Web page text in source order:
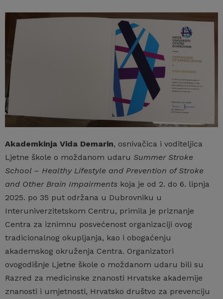
Akademkinja Vida Demarin, osnivačica i voditeljica
Ljetne škole o moždanom udaru Summer Stroke
School – Healthy Lifestyle and Prevention of Stroke
and Other Brain Impairments koja je od 2. do 6. lipnja
2025. po 35 put održana u Dubrovniku u
Interuniverzitetskom Centru, primila je priznanje
Centra za iznimnu posvećenost organizaciji ovog
tradicionalnog okupljanja, kao i obogaćenju
akademskog okruženja Centra. Organizatori
ovogodišnje Ljetne škole o moždanom udaru bili su
Razred za medicinske znanosti Hrvatske akademije
znanosti i umjetnosti, Hrvatsko društvo za prevenciju